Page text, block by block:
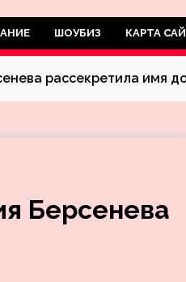
ШОУБИЗ КАРТА
рассекретила имя
Берсенева